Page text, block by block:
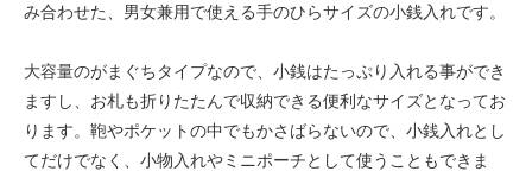
み合わせた、男女兼用で使える手のひらサイズの小銭入れです。
大容量のがまぐちタイプなので、小銭はたっぷり入れる事ができ
ますし、お札も折りたたんで収納できる便利なサイズとなってお
ります。鞄やポケットの中でもかさばらないので、小銭入れとし
てだけでなく、小物入れやミニポーチとして使うこともできま